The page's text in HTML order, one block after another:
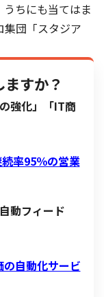
うちにも当てはま
集団「スタジア
すか？
強化」「IT商
率95％の営業
動フィード
自動化サービ